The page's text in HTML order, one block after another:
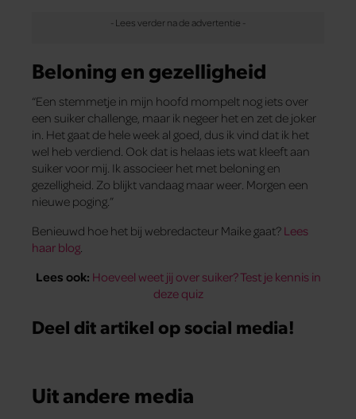
Beloning en gezelligheid
“Een stemmetje in mijn hoofd mompelt nog iets over
een suiker challenge, maar ik negeer het en zet de joker
in. Het gaat de hele week al goed, dus ik vind dat ik het
wel heb verdiend. Ook dat is helaas iets wat kleeft aan
suiker voor mij. Ik associeer het met beloning en
gezelligheid. Zo blijkt vandaag maar weer. Morgen een
nieuwe poging.”
Benieuwd hoe het bij webredacteur Maike gaat? Lees
haar blog
Lees ook: Hoeveel weet jij over suiker? Test je kennis in
deze quiz
Deel dit artikel op social media!
Uit andere media